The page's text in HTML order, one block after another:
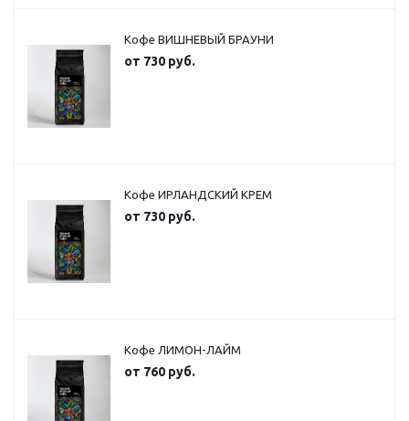
Кофе ВИШНЕВЫЙ БРАУНИ
от 730 руб.
Кофе ИРЛАНДСКИЙ КРЕМ
от 730 руб.
Кофе ЛИМОН-ЛАЙМ
от 760 руб.